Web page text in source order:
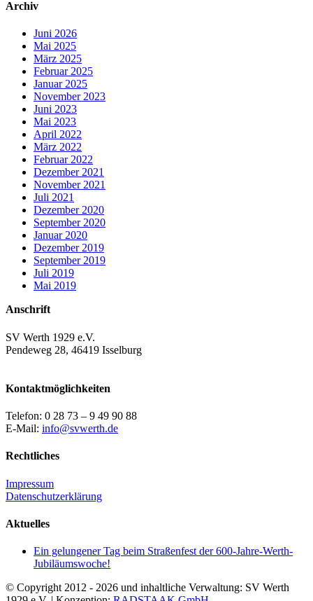
Archiv
Juni 2026
Mai 2025
März 2025
Februar 2025
Januar 2025
November 2023
Juni 2023
Mai 2023
April 2022
März 2022
Februar 2022
Dezember 2021
November 2021
Juli 2021
Dezember 2020
September 2020
Januar 2020
Dezember 2019
September 2019
Juli 2019
Mai 2019
Anschrift
SV Werth 1929 e.V.
Pendeweg 28, 46419 Isselburg
Kontaktmöglichkeiten
Telefon: 0 28 73 – 9 49 90 88
E-Mail: info@svwerth.de
Rechtliches
Impressum
Datenschutzerklärung
Aktuelles
Ein gelungener Tag beim Straßenfest der 600-Jahre-Werth-
Jubiläumswoche!
© Copyright 2012 - 2026 und inhaltliche Verwaltung: SV Werth